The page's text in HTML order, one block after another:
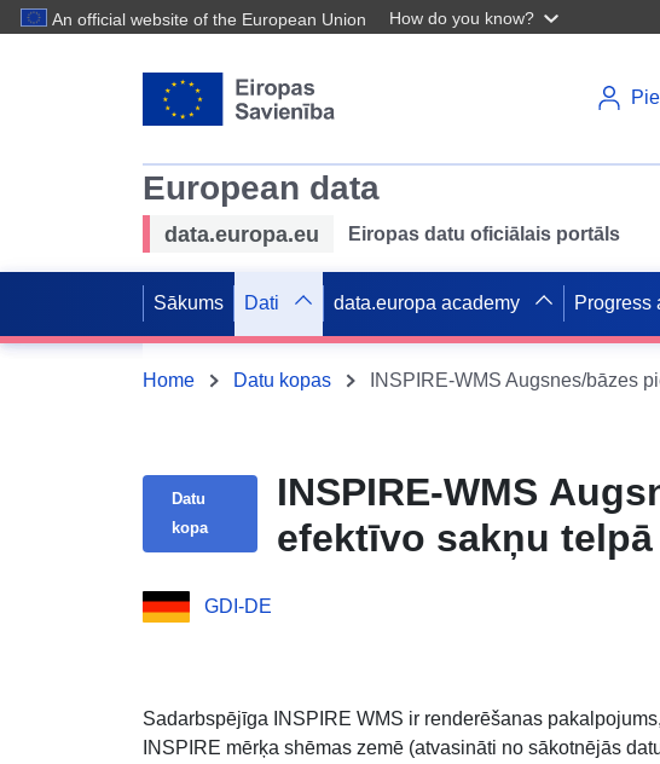
An official website of the European Union How do you know?
European data
data.europa.eu Eiropas datu oficiālais portāls
Sākums Dati data.europa academy Progress
Home Datu kopas INSPIRE-WMS Augsnes/bāzes
Datu
kopa
INSPIRE-WMS
efektīvo sakņu telpā
GDI-DE
Sadarbspējīga INSPIRE WMS ir renderēšanas
INSPIRE mērķa shēmas zemē (atvasināti no sākotnējās